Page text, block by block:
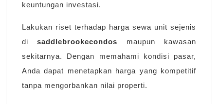
keuntungan investasi.
Lakukan riset terhadap harga sewa unit sejenis
disaddlebrookecondos maupun kawasan
sekitarnya. Dengan memahami kondisi pasar,
Anda dapat menetapkan harga yang kompetitif
tanpa mengorbankan nilai properti.